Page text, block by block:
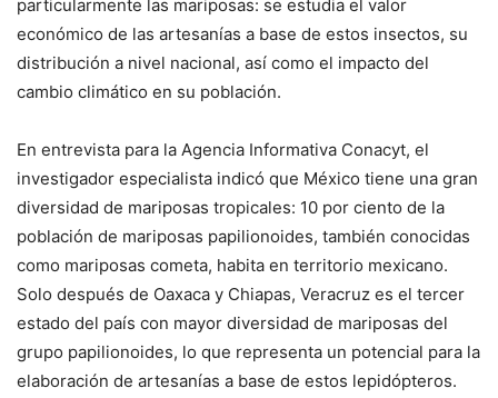
particularmente las mariposas: se estudia el valor
económico de las artesanías a base de estos insectos, su
distribución a nivel nacional, así como el impacto del
cambio climático en su población.
En entrevista para la Agencia Informativa Conacyt, el
investigador especialista indicó que México tiene una gran
diversidad de mariposas tropicales: 10 por ciento de la
población de mariposas papilionoides, también conocidas
como mariposas cometa, habita en territorio mexicano.
Solo después de Oaxaca y Chiapas, Veracruz es el tercer
estado del país con mayor diversidad de mariposas del
grupo papilionoides, lo que representa un potencial para la
elaboración de artesanías a base de estos lepidópteros.